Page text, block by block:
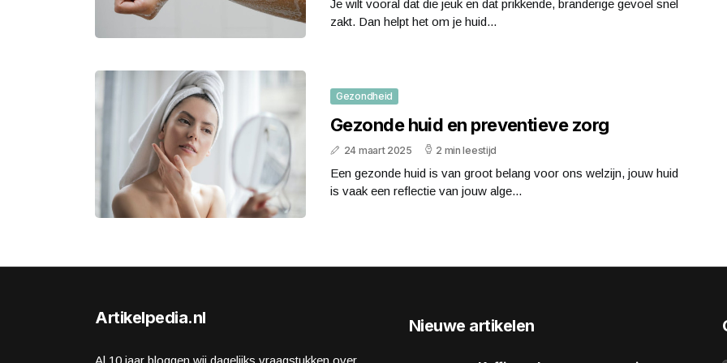
Je wilt vooral dat die jeuk en dat prikkende, branderige gevoel snel
zakt. Dan helpt het om je huid...
Gezondheid
Gezonde huid en preventieve zorg
24 maart 2025 2 min leestijd
Een gezonde huid is van groot belang voor ons welzijn, jouw huid
is vaak een reflectie van jouw alge...
Artikelpedia.nl
Al 10 jaar bloggen wij dagelijks vraagstukken over
Nieuwe artikelen